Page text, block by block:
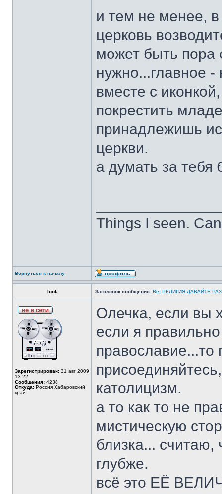
и тем не менее,
церковь
может быть пора
нужно...главное
вместе с
покрестить
принадлежишь
церкви.
а думать за тебя
Things I seen.
Вернуться к началу
look Заголовок сообщения: Re: РЕЛИГИЯ-ДАВАЙТЕ
Зарегистрирован: 31 авг 2009
13:22
Сообщения: 4238
Откуда: Россия Хабаровский
край
Олечка, если вы
если я
католицизм.
а то как то не
мистическую
близка... считаю,
глубже.
всё это ЕЁ